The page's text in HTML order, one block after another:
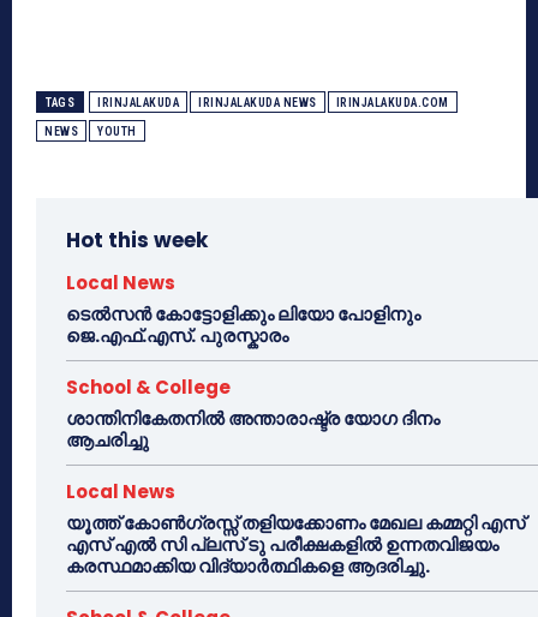
TAGS IRINJALAKUDA IRINJALAKUDA NEWS IRINJALAKUDA.COM
NEWS YOUTH
Hot this week
Local News
ടെൽസൻ കോട്ടോളിക്കും ലിയോ പോളിനും
ജെ.എഫ്.എസ്. പുരസ്കാരം
School & College
ശാന്തിനികേതനിൽ അന്താരാഷ്ട്ര യോഗ ദിനം
ആചരിച്ചു
Local News
യൂത്ത് കോൺഗ്രസ്സ് തളിയക്കോണം മേഖല കമ്മറ്റി എസ്
എസ് എൽ സി പ്ലസ് ടു പരീക്ഷകളിൽ ഉന്നതവിജയം
കരസ്ഥമാക്കിയ വിദ്യാർത്ഥികളെ ആദരിച്ചു.